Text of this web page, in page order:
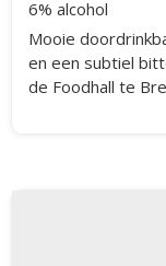
6% alcohol
Mooie
en een subtiel
de Foodhall te